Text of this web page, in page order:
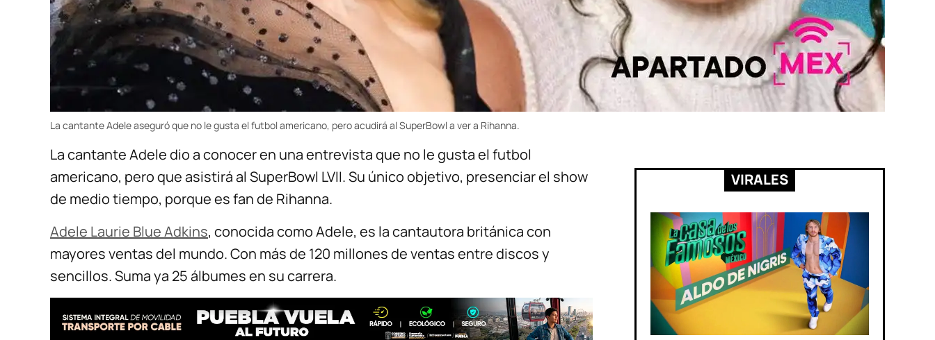
La cantante Adele aseguró que no le gusta el futbol americano, pero acudirá al SuperBowl a ver a Rihanna.
La cantante Adele dio a conocer en una entrevista que no le gusta el futbol
americano, pero que asistirá al SuperBowl LVII. Su único objetivo, presenciar el show
de medio tiempo, porque es fan de Rihanna.
Adele Laurie Blue Adkins, conocida como Adele, es la cantautora británica con
mayores ventas del mundo. Con más de 120 millones de ventas entre discos y
sencillos. Suma ya 25 álbumes en su carrera.
VIRALES